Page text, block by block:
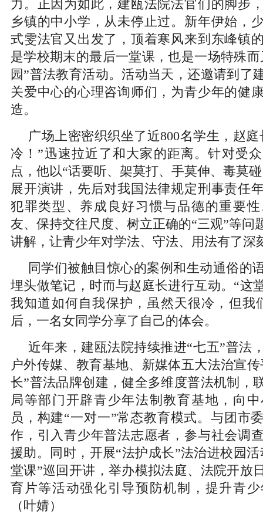
力。正因为如此，建瓯法院法官们的脚步
乡镇的中小学，从未停止过。新年伊始，
式雯法官又出发了，顶着寒风来到东峰镇
是学校期末的最后一堂课，也是一场特殊
园”普法教育活动。活动当天，还邀请到了
关爱中心的心理咨询师们，为青少年的健
造。
广场上密密织织坐了近800名学生，赵
冷！”迅速拉近了和大家的距离。针对受
点，他以“话要听、架莫打、手莫伸、毒莫
展开演讲，先后对我国法律规定刑事责任
犯罪类型、养成良好习惯与品德的重要
友、保持交往尺度、树立正确的“三观”等问
讲解，让青少年对学法、守法、用法有了深
同学们被触目惊心的案例和生动通俗的
埋头做笔记，时而与赵庭长进行互动。“这
我知道如何自我保护，虽然天很冷，但我
后，一名女同学分享了自己的体会。
近年来，建瓯法院持续推进“七五”普法
户外传媒、教育基地、新媒体五大法治宣
长”普法品牌创建，健全多维度普法机制，
局等部门开辟青少年法制教育基地，向
员，构建“一对一”常态教育模式。与团市
作，引入青少年普法志愿者，参与社会调
援助。同时，开展“法护成长”法治进校园
堂课”巡回开讲，举办模拟法庭、法院开放
育片等活动强化引导预防机制，提升青
（叶婧）